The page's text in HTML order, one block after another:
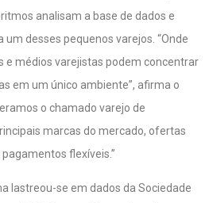
analisam a base de dados e
desses pequenos varejos. “Onde
e médios varejistas podem concentrar
em um único ambiente”, afirma o
o chamado varejo de
marcas do mercado, ofertas
flexíveis.”
lastreou-se em dados da Sociedade